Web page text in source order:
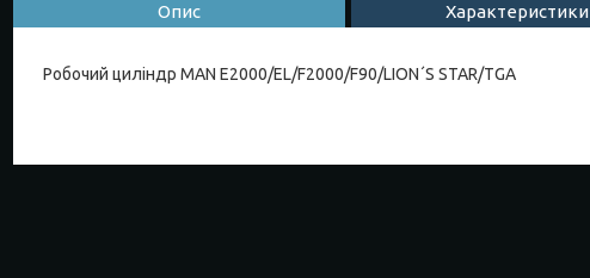
Опис Характеристики
Робочий циліндр MAN E2000/EL/F2000/F90/LION´S STAR/TGA